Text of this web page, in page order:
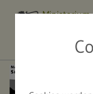
Ministerium
Alle